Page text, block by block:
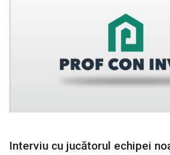
Interviu cu jucătorul echipei